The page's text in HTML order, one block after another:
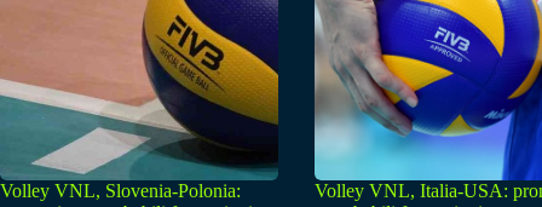
Volley VNL, Slovenia-Polonia:
Volley VNL, Italia-USA: